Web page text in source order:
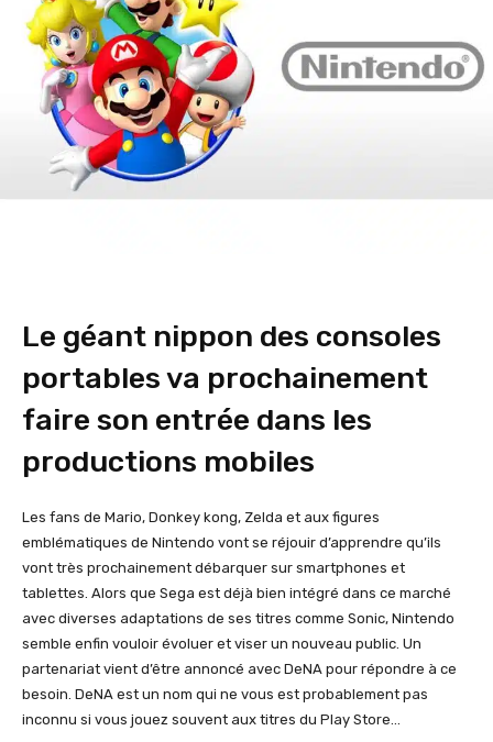
Le géant nippon des consoles
portables va prochainement
faire son entrée dans les
productions mobiles
Les fans de Mario, Donkey kong, Zelda et aux figures
emblématiques de Nintendo vont se réjouir d’apprendre qu’ils
vont très prochainement débarquer sur smartphones et
tablettes. Alors que Sega est déjà bien intégré dans ce marché
avec diverses adaptations de ses titres comme Sonic, Nintendo
semble enfin vouloir évoluer et viser un nouveau public. Un
partenariat vient d’être annoncé avec DeNA pour répondre à ce
besoin. DeNA est un nom qui ne vous est probablement pas
inconnu si vous jouez souvent aux titres du Play Store…